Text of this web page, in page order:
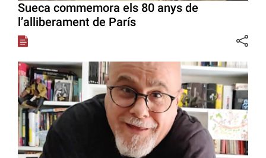
Sueca commemora els 80 anys de
l’alliberament de París